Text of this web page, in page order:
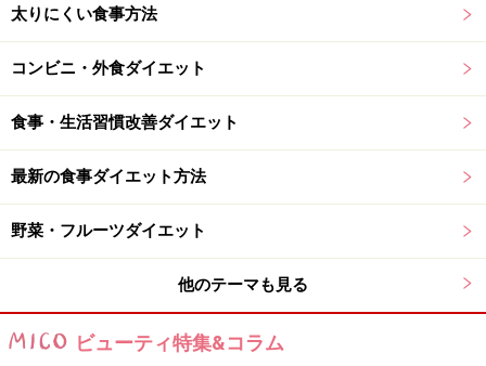
朝起きたら太陽の光を浴びて体を目覚めさせる！
成長ホルモンは睡眠中に分泌されます。ただし、慢性的
な睡眠不足だったり睡眠の質が悪いと分泌量も少なくな
ってしまいます。睡眠の質を良くするためには、睡眠ホ
ルモンの分泌を促す必要がありますが、そのホルモンは
朝日を浴びてから14～15時間後に分泌が活発になりま
日を浴びないでいると、睡眠ホルモンがうまく分泌され
太りにくい食事方法
コンビニ・外食ダイエット
食事・生活習慣改善ダイエット
最新の食事ダイエット方法
野菜・フルーツダイエット
他のテーマも見る
ビューティ特集&コラム